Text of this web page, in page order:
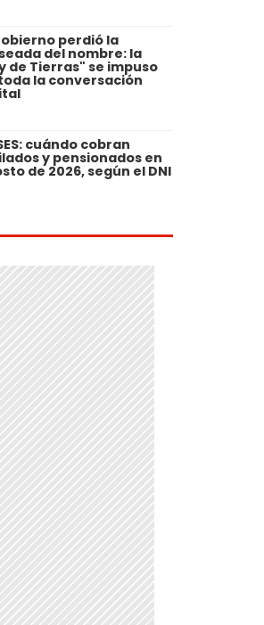
perdió la
del nombre: la
de Tierras" se impuso
la conversación
cuándo cobran
y pensionados en
de 2026, según el DNI